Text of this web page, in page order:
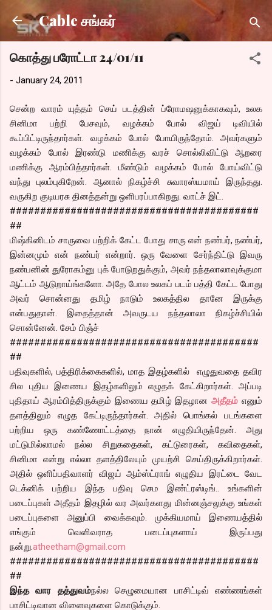
Skip to main content
Cable சங்கர்
கொத்து பரோட்டா 24/01/11
- January 24, 2011
சென்ற வாரம் யுத்தம் செய் படத்தின் ப்ரோமஷனுக்காகவும், உலக
சினிமா பற்றி பேசவும், வழக்கம் போல் விஜய் டிவியில்
கூப்பிட்டிருந்தார்கள். வழக்கம் போல் போயிருந்தோம். அவர்களும்
வழக்கம் போல் இரண்டு மணிக்கு வரச் சொல்லிவிட்டு ஆறரை
மணிக்கு ஆரம்பித்தார்கள். மீண்டும் வழக்கம் போல் போய்விட்டு
வந்து புலம்புகிறேன். ஆனால் நிகழ்ச்சி சுவாரஸ்யமாய் இருந்தது.
வருகிற குடியரசு தினத்தன்று ஒளிபரப்பாகிறது. வாட்ச் இட்.
#########################################
##
மிஷ்கினிடம் சாருவை பற்றிக் கேட்ட போது சாரு என் நண்பர், நண்பர்,
இன்னமும் என் நண்பர் என்றார். ஒரு வேளை சேர்ந்திட்டு இவரு
நண்பனின் துரோகம்னு புக் போடுறதுக்கும், அவர் நந்தலாலாவுக்குமா
ஆட்டம் ஆடுறாய்ங்களோ. அதே போல உலகப் படம் பத்தி கேட்ட போது
அவர் சொன்னது தமிழ் நாடும் உலகத்தில தானே இருக்கு
என்பதுதான். இதைத்தான் அவருடய நந்தலாலா நிகழ்ச்சியில்
சொன்னேன். சேம் பிஞ்ச்
#########################################
##
பதிவுகளில், பத்திரிக்கைகளில், மாத இதழ்களில் எழுதுவதை தவிர
சில புதிய இணைய இதழ்களிலும் எழுதக் கேட்கிறார்கள். அப்படி
புதிதாய் ஆரம்பித்திருக்கும் இணைய தமிழ் இதழானஅதீதம் எனும்
தளத்திலும் எழுத கேட்டிருந்தார்கள். அதில் பொங்கல் படங்களை
பற்றிய ஒரு கண்ணோட்டத்தை நான் எழுதியிருந்தேன். அது
மட்டுமில்லாமல் நல்ல சிறுகதைகள், கட்டுரைகள், கவிதைகள்,
சினிமா என்று எல்லா தளத்திலேயும் முயற்சி செய்திருக்கிறார்கள்.
அதில் ஒளிப்பதிவாளர் விஜய் ஆம்ஸ்ட்ராங் எழுதிய இரட்டை வேட
டெக்னிக் பற்றிய இந்த பதிவு செம இண்ட்ரஸ்டிங்.. உங்களின்
படைப்புகள் அதீதம் இதழில் வர அவர்களது மின்னஞ்சலுக்கு உங்கள்
படைப்புகளை அனுப்பி வைக்கவும். முக்கியமாய் இணையத்தில்
எங்கும் வெளிவராத படைப்புகளாய் இருப்பது
நன்று.atheetham@gmail.com
#########################################
##
இந்த வார தத்துவம்நல்ல செழுமையான பாசிட்டிவ் எண்ணங்கள்
பாசிட்டிவான விளைவுகளை கொடுக்கும்.